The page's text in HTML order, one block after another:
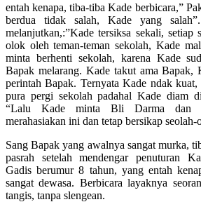
entah kenapa, tiba-tiba Kade berbicara,”
berdua tidak salah, Kade yang
melanjutkan,:”Kade tersiksa sekali, setiap
olok oleh teman-teman sekolah, Kade
minta berhenti sekolah, karena Kade
Bapak melarang. Kade takut ama Bapak,
perintah Bapak. Ternyata Kade ndak
pura pergi sekolah padahal Kade diam
“Lalu Kade minta Bli Darma dan
merahasiakan ini dan tetap bersikap
Sang Bapak yang awalnya sangat murka,
pasrah setelah mendengar penuturan
Gadis berumur 8 tahun, yang entah
sangat dewasa. Berbicara layaknya
tangis, tanpa slengean.